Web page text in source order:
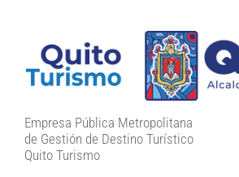
Empresa Pública Metropolitana
de Gestión de Destino Turístico
Quito Turismo